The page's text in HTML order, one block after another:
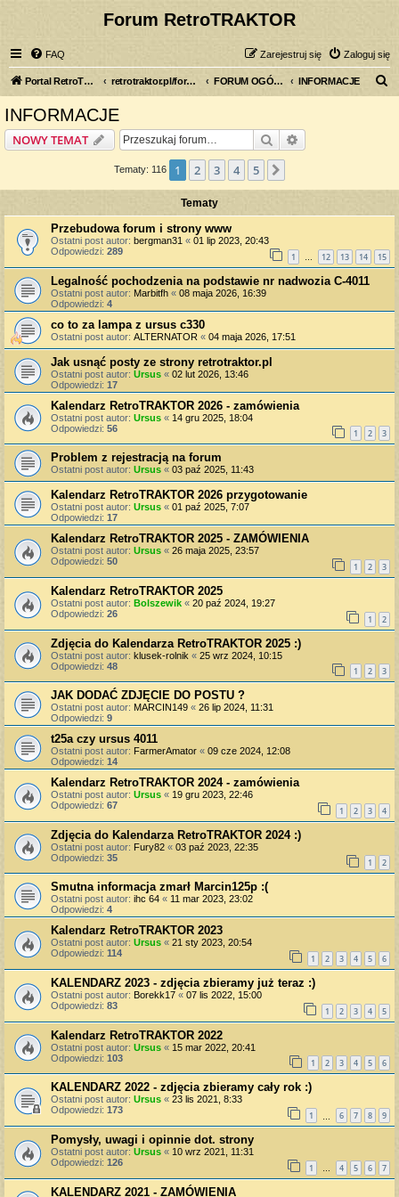
Forum RetroTRAKTOR
FAQ Zaloguj się
Zarejestruj się
Portal RetroTRAKTOR.pl retrotraktor.pl/forum FORUM OGÓLNE INFORMACJE
INFORMACJE
NOWY TEMAT Szukaj
Tematy: 116 1 2 3 4 5
Tematy
Przebudowa forum i strony www
Ostatni post autor: bergman31 « 01 lip 2023, 20:43
Odpowiedzi: 289 1 … 12 13 14 15
Legalność pochodzenia na podstawie nr nadwozia C-4011
Ostatni post autor: Marbitfh « 08 maja 2026, 16:39
Odpowiedzi: 4
co to za lampa z ursus c330
Ostatni post autor: ALTERNATOR « 04 maja 2026, 17:51
Jak usnąć posty ze strony retrotraktor.pl
Ostatni post autor: Ursus « 02 lut 2026, 13:46
Odpowiedzi: 17
Kalendarz RetroTRAKTOR 2026 - zamówienia
Ostatni post autor: Ursus « 14 gru 2025, 18:04
Odpowiedzi: 56 1 2 3
Problem z rejestracją na forum
Ostatni post autor: Ursus « 03 paź 2025, 11:43
Kalendarz RetroTRAKTOR 2026 przygotowanie
Ostatni post autor: Ursus « 01 paź 2025, 7:07
Odpowiedzi: 17
Kalendarz RetroTRAKTOR 2025 - ZAMÓWIENIA
Ostatni post autor: Ursus « 26 maja 2025, 23:57
Odpowiedzi: 50 1 2 3
Kalendarz RetroTRAKTOR 2025
Ostatni post autor: Bolszewik « 20 paź 2024, 19:27
Odpowiedzi: 26 1 2
Zdjęcia do Kalendarza RetroTRAKTOR 2025 :)
Ostatni post autor: klusek-rolnik « 25 wrz 2024, 10:15
Odpowiedzi: 48 1 2 3
JAK DODAĆ ZDJĘCIE DO POSTU ?
Ostatni post autor: MARCIN149 « 26 lip 2024, 11:31
Odpowiedzi: 9
t25a czy ursus 4011
Ostatni post autor: FarmerAmator « 09 cze 2024, 12:08
Odpowiedzi: 14
Kalendarz RetroTRAKTOR 2024 - zamówienia
Ostatni post autor: Ursus « 19 gru 2023, 22:46
Odpowiedzi: 67 1 2 3 4
Zdjęcia do Kalendarza RetroTRAKTOR 2024 :)
Ostatni post autor: Fury82 « 03 paź 2023, 22:35
Odpowiedzi: 35 1 2
Smutna informacja zmarł Marcin125p :(
Ostatni post autor: ihc 64 « 11 mar 2023, 23:02
Odpowiedzi: 4
Kalendarz RetroTRAKTOR 2023
Ostatni post autor: Ursus « 21 sty 2023, 20:54
Odpowiedzi: 114 1 2 3 4 5 6
KALENDARZ 2023 - zdjęcia zbieramy już teraz :)
Ostatni post autor: Borekk17 « 07 lis 2022, 15:00
Odpowiedzi: 83 1 2 3 4 5
Kalendarz RetroTRAKTOR 2022
Ostatni post autor: Ursus « 15 mar 2022, 20:41
Odpowiedzi: 103 1 2 3 4 5 6
KALENDARZ 2022 - zdjęcia zbieramy cały rok :)
Ostatni post autor: Ursus « 23 lis 2021, 8:33
Odpowiedzi: 173 1 6 7 8 9
Pomysły, uwagi i opinnie dot. strony
Ostatni post autor: Ursus « 10 wrz 2021, 11:31
Odpowiedzi: 126 1 … 4 5 6 7
KALENDARZ 2021 - ZAMÓWIENIA